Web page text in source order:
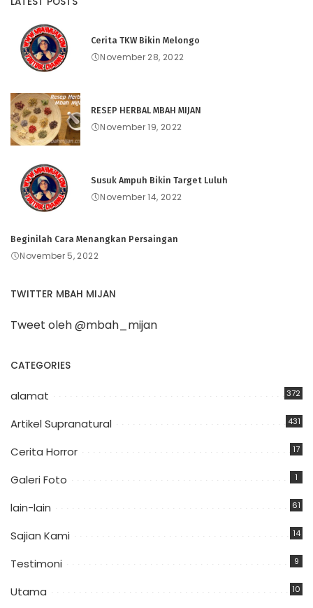
Cerita TKW Bikin Melongo
November 28, 2022
RESEP HERBAL MBAH MIJAN
November 19, 2022
Susuk Ampuh Bikin Target Luluh
November 14, 2022
Beginilah Cara Menangkan Persaingan
November 5, 2022
TWITTER MBAH MIJAN
Tweet oleh @mbah_mijan
CATEGORIES
alamat 372
Artikel Supranatural 431
Cerita Horror 17
Galeri Foto 1
lain-lain 61
Sajian Kami 14
Testimoni 9
Utama 10